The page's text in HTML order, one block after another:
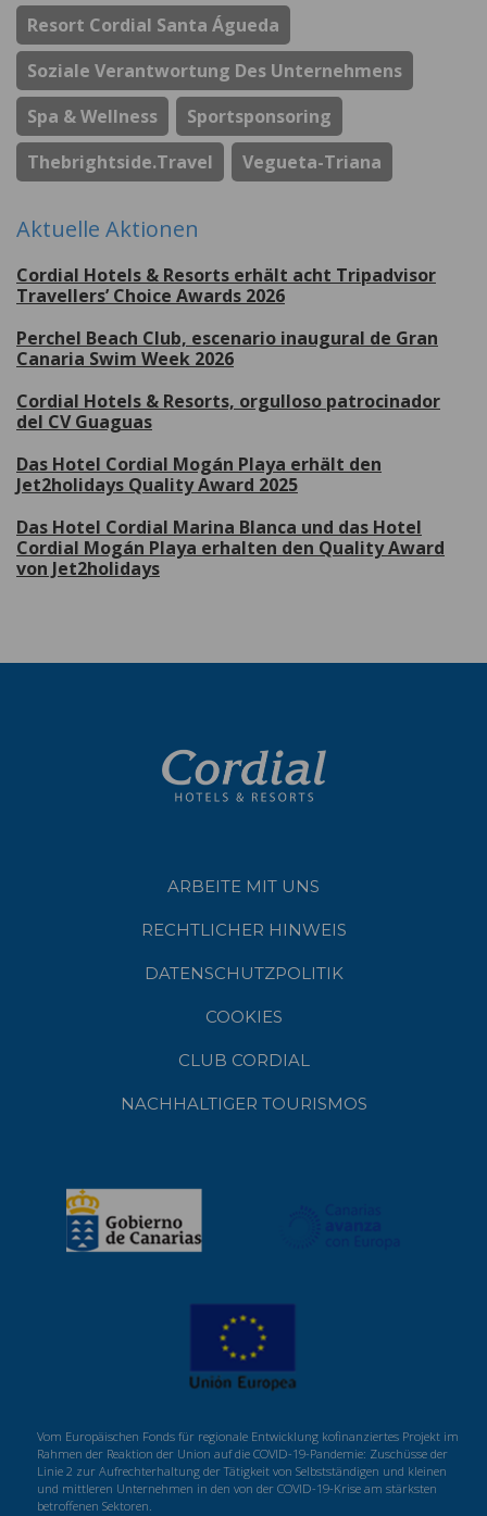
Resort Cordial Santa Águeda
Soziale Verantwortung Des Unternehmens
Spa & Wellness
Sportsponsoring
Thebrightside.travel
Vegueta-Triana
Aktuelle Aktionen
Cordial Hotels & Resorts erhält acht Tripadvisor
Travellers’ Choice Awards 2026
Perchel Beach Club, escenario inaugural de Gran
Canaria Swim Week 2026
Cordial Hotels & Resorts, orgulloso patrocinador
del CV Guaguas
Das Hotel Cordial Mogán Playa erhält den
Jet2holidays Quality Award 2025
Das Hotel Cordial Marina Blanca und das Hotel
Cordial Mogán Playa erhalten den Quality Award
von Jet2holidays
ARBEITE MIT UNS
RECHTLICHER HINWEIS
DATENSCHUTZPOLITIK
COOKIES
CLUB CORDIAL
NACHHALTIGER TOURISMOS
Vom Europäischen Fonds für regionale Entwicklung kofinanziertes Projekt im
Rahmen der Reaktion der Union auf die COVID-19-Pandemie: Zuschüsse der
Linie 2 zur Aufrechterhaltung der Tätigkeit von Selbstständigen und kleinen
und mittleren Unternehmen in den von der COVID-19-Krise am stärksten
betroffenen Sektoren.